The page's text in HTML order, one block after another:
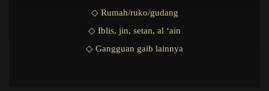
◇ Rumah/ruko/gudang
◇ Iblis, jin, setan, al ‘ain
◇ Gangguan gaib lainnya